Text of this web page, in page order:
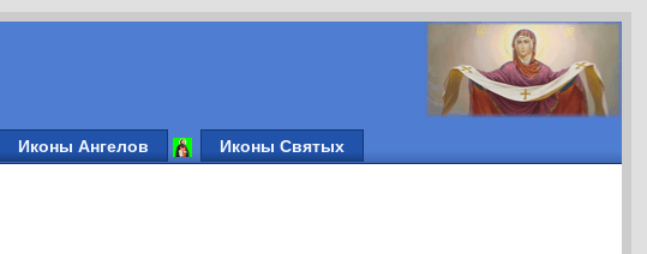
Иконы Ангелов Иконы Святых